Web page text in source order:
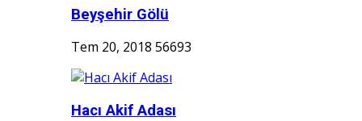
Beyşehir Gölü
Tem 20, 2018 56693
Hacı Akif Adası